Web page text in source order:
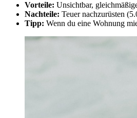
Vorteile: Unsichtbar,
Nachteile: Teuer nachzurüsten
Tipp: Wenn du eine Wohnung